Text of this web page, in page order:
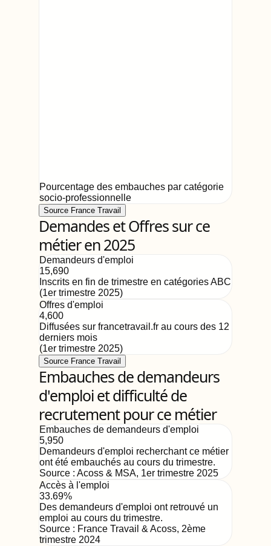
Pourcentage des embauches par catégorie
socio-professionnelle
Source France Travail
Demandes et Offres sur ce
métier en 2025
Demandeurs d'emploi
15,690
Inscrits en fin de trimestre en catégories ABC
(1er trimestre 2025)
Offres d'emploi
4,600
Diffusées sur francetravail.fr au cours des 12
derniers mois
(1er trimestre 2025)
Source France Travail
Embauches de demandeurs
d'emploi et difficulté de
recrutement pour ce métier
Embauches de demandeurs d'emploi
5,950
Demandeurs d'emploi recherchant ce métier
ont été embauchés au cours du trimestre.
Source : Acoss & MSA, 1er trimestre 2025
Accès à l'emploi
33.69%
Des demandeurs d'emploi ont retrouvé un
emploi au cours du trimestre.
Source : France Travail & Acoss, 2ème
trimestre 2024